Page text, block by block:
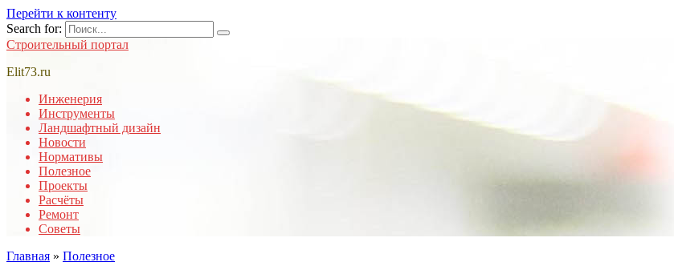
Перейти к контенту
Search for:
Строительный портал
Elit73.ru
Инженерия
Инструменты
Ландшафтный дизайн
Новости
Нормативы
Полезное
Проекты
Расчёты
Ремонт
Советы
Главная » Полезное